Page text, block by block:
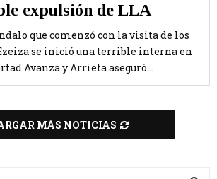
expulsión de LLA
que comenzó con la visita de los
se inició una terrible interna en
Avanza y Arrieta aseguró...
MÁS NOTICIAS